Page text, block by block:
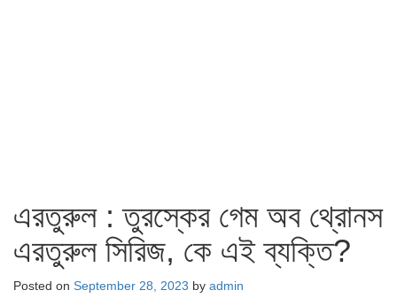
এরতুরুল : তুরস্কের গেম অব থ্রোনস
এরতুরুল সিরিজ, কে এই ব্যক্তি?
Posted on September 28, 2023 by admin